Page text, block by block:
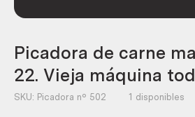
Picadora de carne
22. Vieja máquina
SKU: Picadora nº 502 1 disponibles